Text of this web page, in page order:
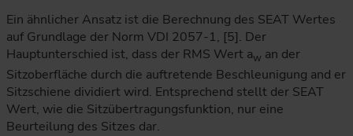
Ein ähnlicher Ansatz ist die Berechnung des SEAT Wertes
auf Grundlage der Norm VDI 2057-1, [5]. Der
Hauptunterschied ist, dass der RMS Wert aw an der
Sitzoberfläche durch die auftretende Beschleunigung and er
Sitzschiene dividiert wird. Entsprechend stellt der SEAT
Wert, wie die Sitzübertragungsfunktion, nur eine
Beurteilung des Sitzes dar.